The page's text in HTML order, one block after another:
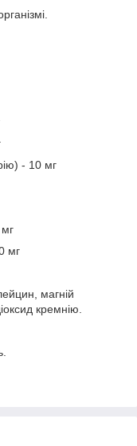
- 10 мг
мг
магній
кремнію.